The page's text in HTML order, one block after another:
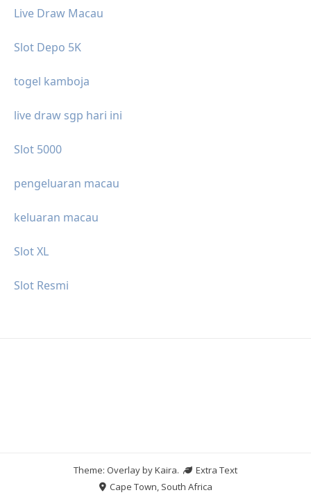
Live Draw Macau
Slot Depo 5K
togel kamboja
live draw sgp hari ini
Slot 5000
pengeluaran macau
keluaran macau
Slot XL
Slot Resmi
Theme: Overlay byKaira.
Extra Text
Cape Town, South Africa